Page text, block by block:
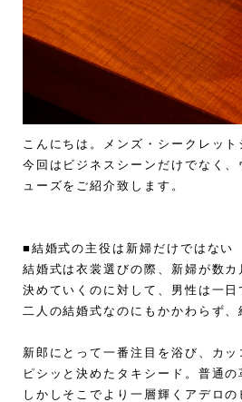
こんにちは。メンズ・シークレッ
今回はビジネスシーンだけでなく
ューズをご紹介致します。
■結婚式の主役は新婦だけではない
結婚式は衣裳選びの際、新婦が数
決めていくのに対して、男性は一
二人の結婚式なのにもかかわらず
新郎にとって一番注目を浴び、カ
ピシッと決めたタキシード。普通
しかしそこでより一層輝くアデロ